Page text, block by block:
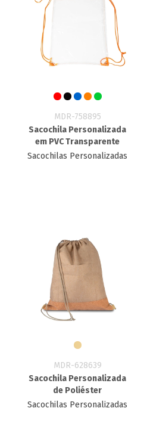
MDR-758895
Sacochila Personalizada
em PVC Transparente
Sacochilas Personalizadas
MDR-628639
Sacochila Personalizada
de Poliéster
Sacochilas Personalizadas